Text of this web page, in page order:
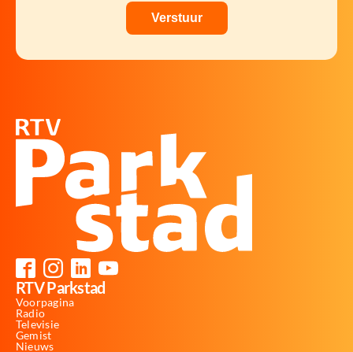
RTV Parkstad
Voorpagina
Radio
Televisie
Gemist
Nieuws